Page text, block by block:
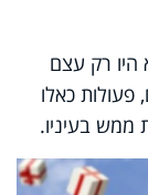
היו רק עצם
כאלו
ממש בעיניו.